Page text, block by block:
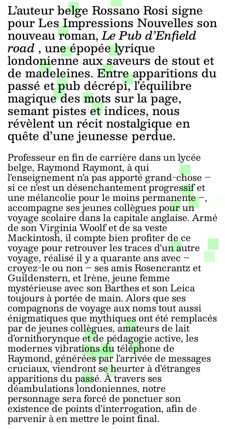
L’auteur belge Rossano Rosi signe
pour Les Impressions Nouvelles son
nouveau roman,Le Pub d’Enfield
road , une épopée lyrique
londonienne aux saveurs de stout et
de madeleines. Entre apparitions du
passé et pub décrépi, l’équilibre
magique des mots sur la page,
semant pistes et indices, nous
révèlent un récit nostalgique en
quête d’une jeunesse perdue.
Professeur en fin de carrière dans un lycée
belge, Raymond Raymont, à qui
l’enseignement n’a pas apporté grand-chose –
si ce n’est un désenchantement progressif et
une mélancolie pour le moins permanente –,
accompagne ses jeunes collègues pour un
voyage scolaire dans la capitale anglaise. Armé
de son Virginia Woolf et de sa veste
Mackintosh, il compte bien profiter de ce
voyage pour retrouver les traces d’un autre
voyage, réalisé il y a quarante ans avec –
croyez-le ou non – ses amis Rosencrantz et
Guildenstern, et Irène, jeune femme
mystérieuse avec son Barthes et son Leica
toujours à portée de main. Alors que ses
compagnons de voyage aux noms tout aussi
énigmatiques que mythiques ont été remplacés
par de jeunes collègues, amateurs de lait
d’ornithorynque et de pédagogie active, les
modernes vibrations du téléphone de
Raymond, générées par l’arrivée de messages
cruciaux, viendront se heurter à d’étranges
apparitions du passé. À travers ses
déambulations londoniennes, notre
personnage sera forcé de ponctuer son
existence de points d’interrogation, afin de
parvenir à en mettre le point final.